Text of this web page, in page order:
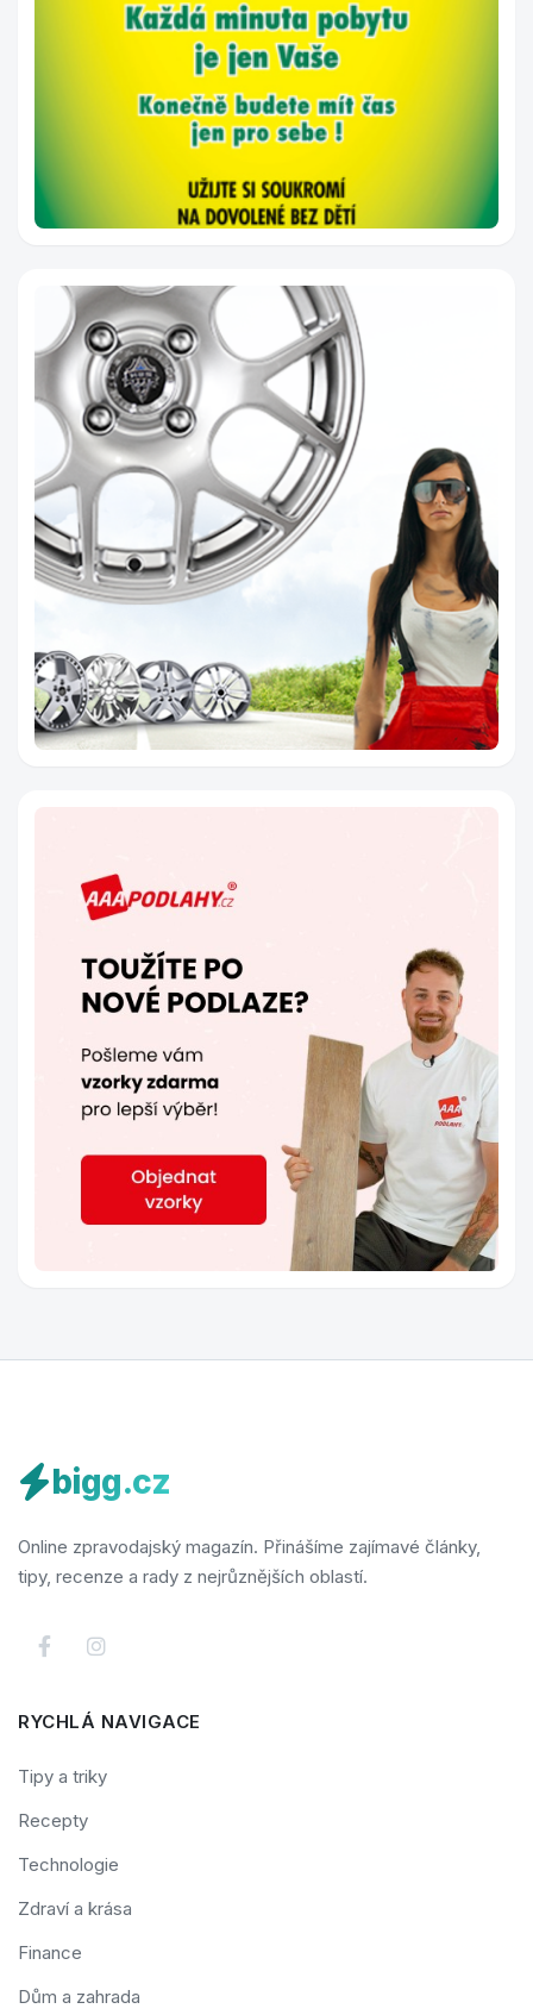
bigg.cz
Online zpravodajský magazín. Přinášíme zajímavé články,
tipy, recenze a rady z nejrůznějších oblastí.
RYCHLÁ NAVIGACE
Tipy a triky
Recepty
Technologie
Zdraví a krása
Finance
Dům a zahrada